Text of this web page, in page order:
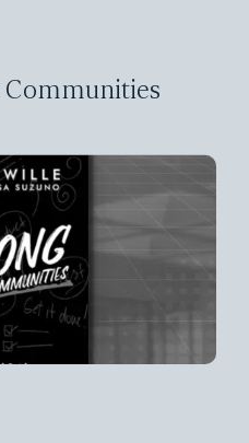
Communities